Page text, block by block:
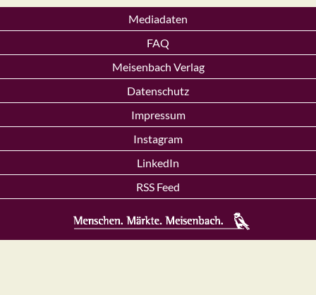
Mediadaten
FAQ
Meisenbach Verlag
Datenschutz
Impressum
Instagram
LinkedIn
RSS Feed